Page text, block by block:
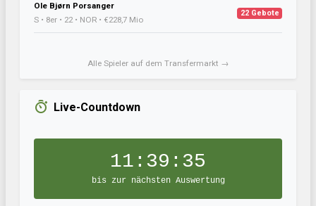
Ole Bjørn Porsanger
S • 8er • 22 • NOR • €228,7 Mio
22 Gebote
Alle Spieler auf dem Transfermarkt →
Live-Countdown
11:39:35
bis zur nächsten Auswertung